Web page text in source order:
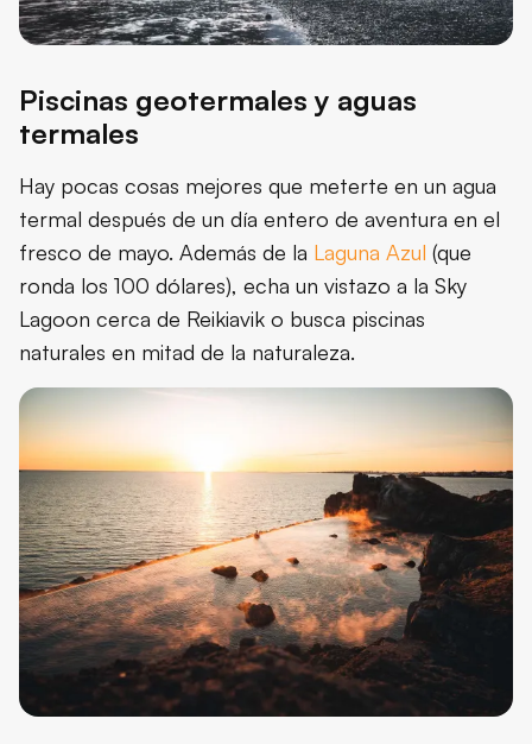
Piscinas geotermales y aguas
termales
Hay pocas cosas mejores que meterte en un agua
termal después de un día entero de aventura en el
fresco de mayo. Además de la Laguna Azul (que
ronda los 100 dólares), echa un vistazo a la Sky
Lagoon cerca de Reikiavik o busca piscinas
naturales en mitad de la naturaleza.